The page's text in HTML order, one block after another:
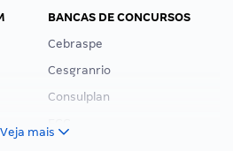
BANCAS DE CONCURSOS
Cebraspe
Cesgranrio
Consulplan
Veja mais